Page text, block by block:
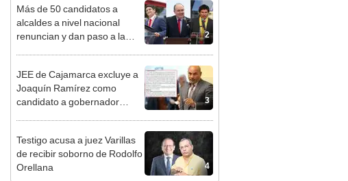
2
Más de 50 candidatos a
alcaldes a nivel nacional
renuncian y dan paso a la
3
JEE de Cajamarca excluye a
Joaquín Ramírez como
candidato a gobernador
4
Testigo acusa a juez Varillas
de recibir soborno de Rodolfo
Orellana